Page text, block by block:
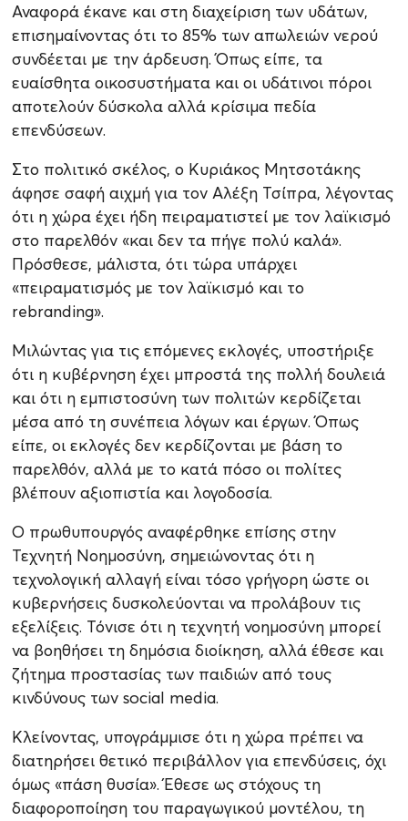
Αναφορά έκανε και στη διαχείριση των υδάτων,
επισημαίνοντας ότι το 85% των απωλειών νερού
συνδέεται με την άρδευση. Όπως είπε, τα
ευαίσθητα οικοσυστήματα και οι υδάτινοι πόροι
αποτελούν δύσκολα αλλά κρίσιμα πεδία
επενδύσεων.
Στο πολιτικό σκέλος, ο Κυριάκος Μητσοτάκης
άφησε σαφή αιχμή για τον Αλέξη Τσίπρα, λέγοντας
ότι η χώρα έχει ήδη πειραματιστεί με τον λαϊκισμό
στο παρελθόν «και δεν τα πήγε πολύ καλά».
Πρόσθεσε, μάλιστα, ότι τώρα υπάρχει
«πειραματισμός με τον λαϊκισμό και το
rebranding».
Μιλώντας για τις επόμενες εκλογές, υποστήριξε
ότι η κυβέρνηση έχει μπροστά της πολλή δουλειά
και ότι η εμπιστοσύνη των πολιτών κερδίζεται
μέσα από τη συνέπεια λόγων και έργων. Όπως
είπε, οι εκλογές δεν κερδίζονται με βάση το
παρελθόν, αλλά με το κατά πόσο οι πολίτες
βλέπουν αξιοπιστία και λογοδοσία.
Ο πρωθυπουργός αναφέρθηκε επίσης στην
Τεχνητή Νοημοσύνη, σημειώνοντας ότι η
τεχνολογική αλλαγή είναι τόσο γρήγορη ώστε οι
κυβερνήσεις δυσκολεύονται να προλάβουν τις
εξελίξεις. Τόνισε ότι η τεχνητή νοημοσύνη μπορεί
να βοηθήσει τη δημόσια διοίκηση, αλλά έθεσε και
ζήτημα προστασίας των παιδιών από τους
κινδύνους των social media.
Κλείνοντας, υπογράμμισε ότι η χώρα πρέπει να
διατηρήσει θετικό περιβάλλον για επενδύσεις, όχι
όμως «πάση θυσία». Έθεσε ως στόχους τη
διαφοροποίηση του παραγωγικού μοντέλου, τη